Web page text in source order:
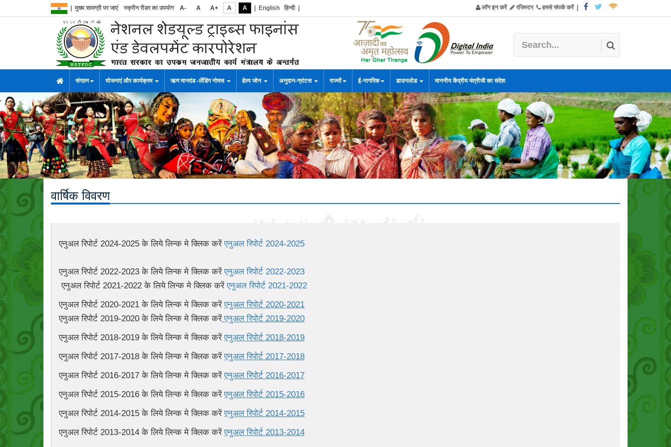
मुख्य सामग्री पर जाएं स्क्रीन रीडर का उपयोग A- A A+ A A English हिन्दी| लॉग इन करें रजिस्टर हमसे संपर्क करें|
संगठन योजनाएं और कार्यक्रम ऋण मानदंड -लेंडिंग नोमस हेल्प जोन अनुदान-ग्रांटस राज्यों ई-नागरिक डाउनलोड माननीय केंद्रीय मंत्रीजी का संदेश
वार्षिक विवरण
एनुअल रिपोर्ट 2024-2025 के लिये लिन्क मे क्लिक करेंएनुअल रिपोर्ट 2024-2025
एनुअल रिपोर्ट 2022-2023 के लिये लिन्क मे क्लिक करेंएनुअल रिपोर्ट 2022-2023
एनुअल रिपोर्ट 2021-2022 के लिये लिन्क मे क्लिक करेंएनुअल रिपोर्ट 2021-2022
एनुअल रिपोर्ट 2020-2021 के लिये लिन्क मे क्लिक करेंएनुअल रिपोर्ट 2020-2021
एनुअल रिपोर्ट 2019-2020 के लिये लिन्क मे क्लिक करेंएनुअल रिपोर्ट 2019-2020
एनुअल रिपोर्ट 2018-2019 के लिये लिन्क मे क्लिक करेंएनुअल रिपोर्ट 2018-2019
एनुअल रिपोर्ट 2017-2018 के लिये लिन्क मे क्लिक करेंएनुअल रिपोर्ट 2017-2018
एनुअल रिपोर्ट 2016-2017 के लिये लिन्क मे क्लिक करेंएनुअल रिपोर्ट 2016-2017
एनुअल रिपोर्ट 2015-2016 के लिये लिन्क मे क्लिक करेंएनुअल रिपोर्ट 2015-2016
एनुअल रिपोर्ट 2014-2015 के लिये लिन्क मे क्लिक करेंएनुअल रिपोर्ट 2014-2015
एनुअल रिपोर्ट 2013-2014 के लिये लिन्क मे क्लिक करेंएनुअल रिपोर्ट 2013-2014